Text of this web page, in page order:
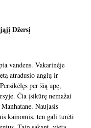
Džersį
vandens. Vakarinėje
atradusio anglų ir
per šią upę,
Čia įsikūrę nemažai
Naujasis
kainomis, ten gali turėti